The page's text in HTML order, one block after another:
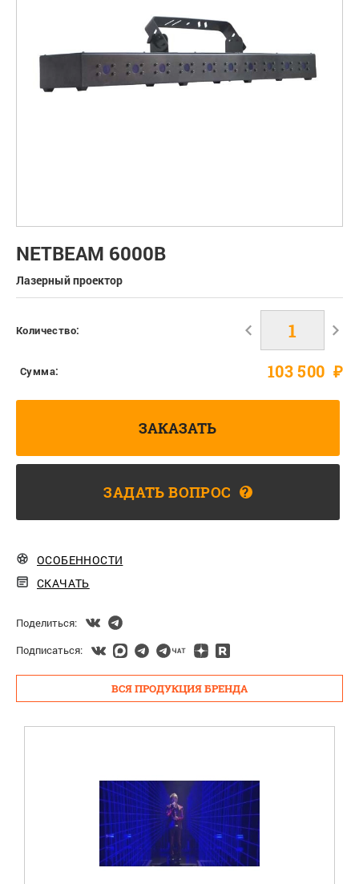
NETBEAM 6000B
Лазерный проектор
Количество:
Сумма: 103 500 ₽
ЗАКАЗАТЬ
ЗАДАТЬ ВОПРОС ?
ОСОБЕННОСТИ
СКАЧАТЬ
Поделиться:
Подписаться:
ВСЯ ПРОДУКЦИЯ БРЕНДА